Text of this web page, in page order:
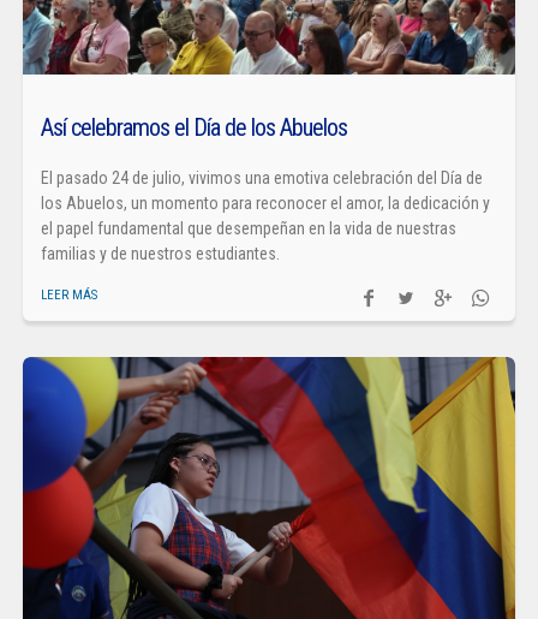
Así celebramos el Día de los Abuelos
El pasado 24 de julio, vivimos una emotiva celebración del Día de
los Abuelos, un momento para reconocer el amor, la dedicación y
el papel fundamental que desempeñan en la vida de nuestras
familias y de nuestros estudiantes.
LEER MÁS